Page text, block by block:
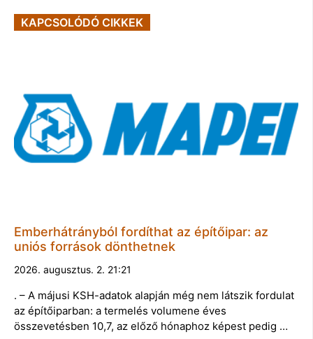
KAPCSOLÓDÓ CIKKEK
Emberhátrányból fordíthat az építőipar: az
uniós források dönthetnek
2026. augusztus. 2. 21:21
. – A májusi KSH-adatok alapján még nem látszik fordulat
az építőiparban: a termelés volumene éves
összevetésben 10,7, az előző hónaphoz képest pedig …